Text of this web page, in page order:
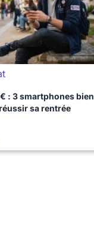
: 3 smartphones bien
sa rentrée